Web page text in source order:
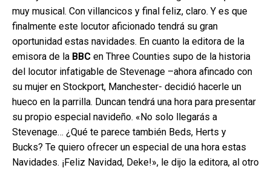
muy musical. Con villancicos y final feliz, claro. Y es que
finalmente este locutor aficionado tendrá su gran
oportunidad estas navidades. En cuanto la editora de la
emisora de la BBC en Three Counties supo de la historia
del locutor infatigable de Stevenage –ahora afincado con
su mujer en Stockport, Manchester- decidió hacerle un
hueco en la parrilla. Duncan tendrá una hora para presentar
su propio especial navideño. «No solo llegarás a
Stevenage… ¿Qué te parece también Beds, Herts y
Bucks? Te quiero ofrecer un especial de una hora estas
Navidades. ¡Feliz Navidad, Deke!», le dijo la editora, al otro